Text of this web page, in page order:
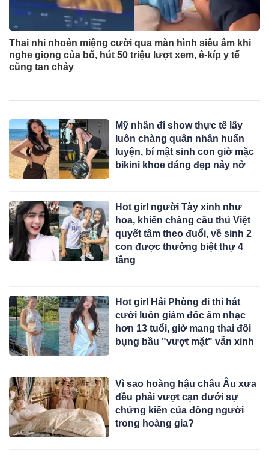
Thai nhi nhoẻn miệng cười qua màn hình siêu âm khi
nghe giọng của bố, hút 50 triệu lượt xem, ê-kíp y tế
cũng tan chảy
Mỹ nhân đi show thực tế lấy
luôn chàng quân nhân huấn
luyện, bí mật sinh con giờ mặc
bikini khoe dáng đẹp nảy nở
Hot girl người Tày xinh như
hoa, khiến chàng cầu thủ Việt
quyết tâm theo đuổi, về sinh 2
con được thưởng biệt thự 4
tầng
Hot girl Hải Phòng đi thi hát
cưới luôn giám đốc âm nhạc
hơn 13 tuổi, giờ mang thai đôi
bụng bầu "vượt mặt" vẫn xinh
Vì sao hoàng hậu châu Âu xưa
đều phải vượt cạn dưới sự
chứng kiến của đông người
trong hoàng gia?